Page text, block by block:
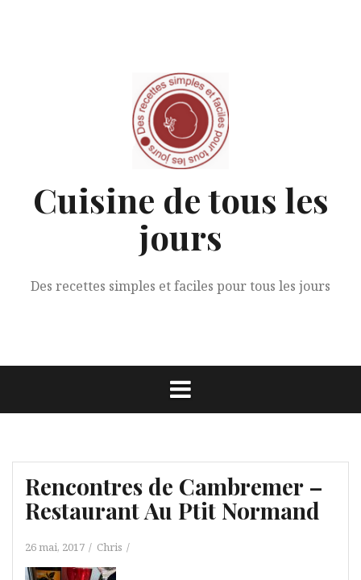
Cuisine de tous les
jours
Des recettes simples et faciles pour tous les jours
Rencontres de Cambremer –
Restaurant Au Ptit Normand
26 mai, 2017 Chris